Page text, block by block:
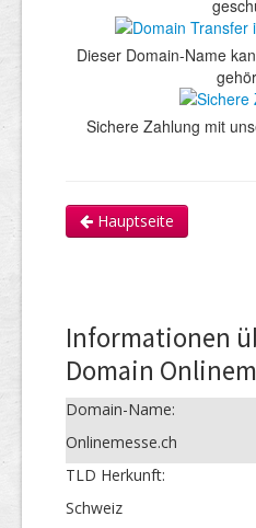
Dieser Domain-Name
Sichere Zahlung mit
Hauptseite
Informationen
Domain
Domain-Name:
Onlinemesse.ch
TLD Herkunft:
Schweiz